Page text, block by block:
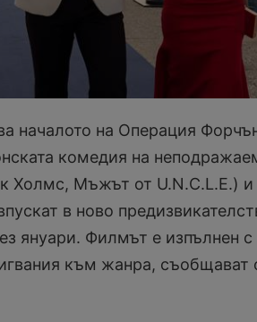
началото на Операция
комедия на
Холмс, Мъжът от U.N.C.L.E.)
в ново
януари. Филмът е изпълнен
към жанра, съобщават